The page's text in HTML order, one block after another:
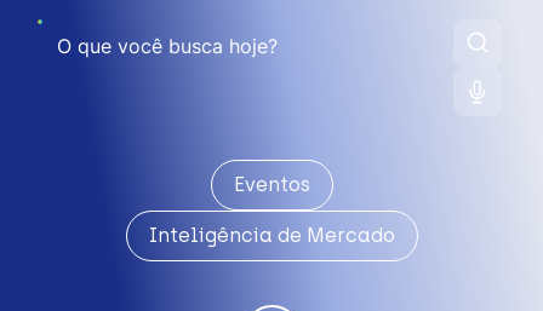
Eventos
Inteligência de Mercado